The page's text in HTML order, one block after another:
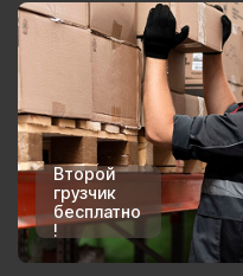
Второй
грузчик
бесплатно
!